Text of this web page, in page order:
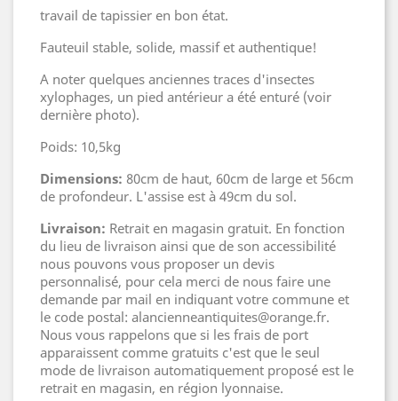
travail de tapissier en bon état.
Fauteuil stable, solide, massif et authentique!
A noter quelques anciennes traces d'insectes
xylophages, un pied antérieur a été enturé (voir
dernière photo).
Poids: 10,5kg
Dimensions: 80cm de haut, 60cm de large et 56cm
de profondeur. L'assise est à 49cm du sol.
Livraison: Retrait en magasin gratuit. En fonction
du lieu de livraison ainsi que de son accessibilité
nous pouvons vous proposer un devis
personnalisé, pour cela merci de nous faire une
demande par mail en indiquant votre commune et
le code postal: alancienneantiquites@orange.fr.
Nous vous rappelons que si les frais de port
apparaissent comme gratuits c'est que le seul
mode de livraison automatiquement proposé est le
retrait en magasin, en région lyonnaise.